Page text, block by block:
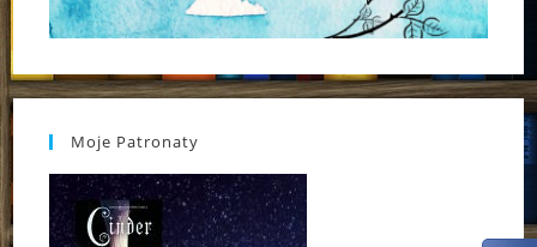
Moje Patronaty